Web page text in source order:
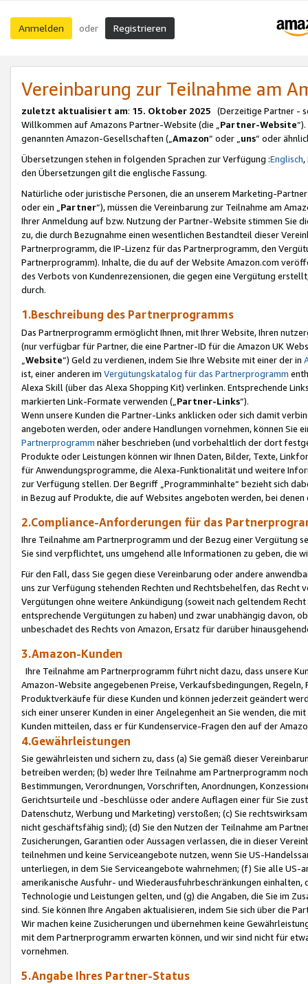
Anmelden oder Registrieren
Vereinbarung zur Teilnahme am
zuletzt aktualisiert am: 15. Oktober 2025 (Derzeitige Partner -
Willkommen auf Amazons Partner-Website (die „Partner-Website
genannten Amazon-Gesellschaften („Amazon“ oder „uns“ oder
Übersetzungen stehen in folgenden Sprachen zur Verfügung :Englisch,
den Übersetzungen gilt die englische Fassung.
Natürliche oder juristische Personen, die an unserem Marketing-
oder ein „Partner“), müssen die Vereinbarung zur Teilnahme am
Ihrer Anmeldung auf bzw. Nutzung der Partner-Website stimmen Sie
zu, die durch Bezugnahme einen wesentlichen Bestandteil dieser
Partnerprogramm, die IP-Lizenz für das Partnerprogramm, den
Partnerprogramm). Inhalte, die du auf der Website Amazon.com
des Verbots von Kundenrezensionen, die gegen eine Vergütung
durch.
1.Beschreibung des Partnerprogramms
Das Partnerprogramm ermöglicht Ihnen, mit Ihrer Website, Ihren
(nur verfügbar für Partner, die eine Partner-ID für die Amazon UK
Website“) Geld zu verdienen, indem Sie Ihre Website mit einer der in
ist, einer anderen im Vergütungskatalog für das Partnerprogramm
Alexa Skill (über das Alexa Shopping Kit) verlinken. Entsprechende
markierten Link-Formate verwenden („ Partner-Links“).
Wenn unsere Kunden die Partner-Links anklicken oder sich damit
angeboten werden, oder andere Handlungen vornehmen, können Sie
Partnerprogramm näher beschrieben (und vorbehaltlich der dort
Produkte oder Leistungen können wir Ihnen Daten, Bilder, Texte,
für Anwendungsprogramme, die Alexa-Funktionalität und weitere
zur Verfügung stellen. Der Begriff „Programminhalte“ bezieht sich
in Bezug auf Produkte, die auf Websites angeboten werden, bei
2.Compliance-Anforderungen für das
Ihre Teilnahme am Partnerprogramm und der Bezug einer Vergütung
Sie sind verpflichtet, uns umgehend alle Informationen zu geben, die
Für den Fall, dass Sie gegen diese Vereinbarung oder andere
uns zur Verfügung stehenden Rechten und Rechtsbehelfen, das
Vergütungen ohne weitere Ankündigung (soweit nach geltendem
entsprechende Vergütungen zu haben) und zwar unabhängig davon,
unbeschadet des Rechts von Amazon, Ersatz für darüber
3.Amazon-Kunden
Ihre Teilnahme am Partnerprogramm führt nicht dazu, dass unsere
Amazon-Website angegebenen Preise, Verkaufsbedingungen,
Produktverkäufe für diese Kunden und können jederzeit geändert
sich einer unserer Kunden in einer Angelegenheit an Sie wenden, die
Kunden mitteilen, dass er für Kundenservice-Fragen den auf der
4.Gewährleistungen
Sie gewährleisten und sichern zu, dass (a) Sie gemäß dieser
betreiben werden; (b) weder Ihre Teilnahme am Partnerprogramm
Bestimmungen, Verordnungen, Vorschriften, Anordnungen,
Gerichtsurteile und -beschlüsse oder andere Auflagen einer für Sie
Datenschutz, Werbung und Marketing) verstoßen; (c) Sie
nicht geschäftsfähig sind); (d) Sie den Nutzen der Teilnahme am
Zusicherungen, Garantien oder Aussagen verlassen, die in dieser
teilnehmen und keine Serviceangebote nutzen, wenn Sie US-
unterliegen, in dem Sie Serviceangebote wahrnehmen; (f) Sie alle
amerikanische Ausfuhr- und Wiederausfuhrbeschränkungen
Technologie und Leistungen gelten, und (g) die Angaben, die Sie im
sind. Sie können Ihre Angaben aktualisieren, indem Sie sich über die
Wir machen keine Zusicherungen und übernehmen keine
mit dem Partnerprogramm erwarten können, und wir sind nicht für
vornehmen.
5.Angabe Ihres Partner-Status